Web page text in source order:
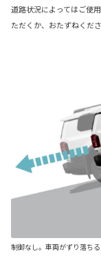
道路状況によってはご使
ただくか、おたずねくださ
制御なし。車両がずり落ちる